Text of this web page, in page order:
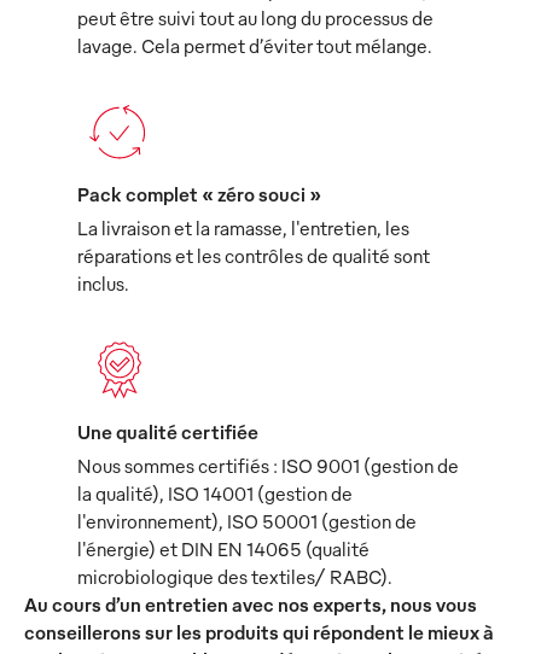
peut être suivi tout au long du processus de
lavage. Cela permet d’éviter tout mélange.
Pack complet « zéro souci »
La livraison et la ramasse, l'entretien, les
réparations et les contrôles de qualité sont
inclus.
Une qualité certifiée
Nous sommes certifiés : ISO 9001 (gestion de
la qualité), ISO 14001 (gestion de
l'environnement), ISO 50001 (gestion de
l'énergie) et DIN EN 14065 (qualité
microbiologique des textiles/ RABC).
Au cours d’un entretien avec nos experts, nous vous
conseillerons sur les produits qui répondent le mieux à